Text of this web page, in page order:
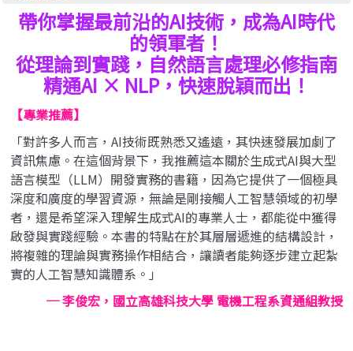
Growth and
Change)
帶你掌握最前沿的AI技術，成為AI時代
的領軍者！
從理論到實踐，自然語言處理必修指南
精通AI × NLP，快速脫穎而出！
【專業推薦】
「對許多人而言，AI技術既熟悉又遙遠，其快速發展加劇了
資訊焦慮。在這個背景下，我推薦這本關於生成式AI與大型
語言模型（LLM）開發實務的書籍，因為它提供了一個極具
深度和廣度的學習資源，無論是剛接觸人工智慧領域的初學
者，還是希望深入理解生成式AI的專業人士，都能從中獲得
啟發與實踐經驗。本書的特點在於其層層遞進的結構設計，
將複雜的理論與實務操作相結合，讓讀者能夠逐步建立起紮
實的人工智慧知識體系。」
─ 李俊宏，國立高雄科技大學 電機工程系資通組教授